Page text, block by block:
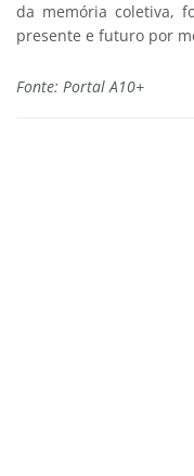
da memória coletiva,
presente e futuro por
Fonte: Portal A10+